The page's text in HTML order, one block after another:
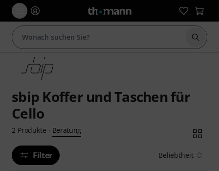
Suche
sbip Koffer und Taschen für
Cello
2 Produkte · Beratung
Filter Beliebtheit